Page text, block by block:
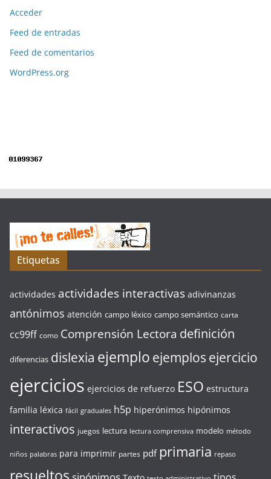
Acceder
Feed de entradas
Feed de comentarios
WordPress.org
Etiquetas
actividades actividades interactivas adivinanzas
antónimos atención campo léxico campo semántico carta
cc99ff como Comprensión Lectora definición
diferencias dislexia ejemplo ejemplos ejercicio
ejercicios ejercicios de refuerzo ESO estructura
familia léxica fácil graduales h5p hiperónimos hipónimos
interactivos juegos lectura lectura comprensiva modelo método
niños palabras para imprimir partes pdf primaria repaso